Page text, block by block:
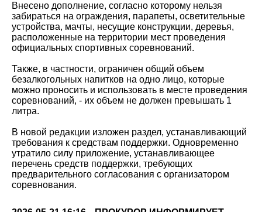
Внесено дополнение, согласно которому нельзя
забираться на ограждения, парапеты, осветительные
устройства, мачты, несущие конструкции, деревья,
расположенные на территории мест проведения
официальных спортивных соревнований.
Также, в частности, ограничен общий объем
безалкогольных напитков на одно лицо, которые
можно проносить и использовать в месте проведения
соревнований, - их объем не должен превышать 1
литра.
В новой редакции изложен раздел, устанавливающий
требования к средствам поддержки. Одновременно
утратило силу приложение, устанавливающее
перечень средств поддержки, требующих
предварительного согласования с организатором
соревнования.